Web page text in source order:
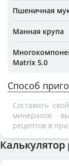
Пшеничная
Манная крупа
Matrix 5.0
Способ
Составить
минералов
рецептов в
Калькулятор